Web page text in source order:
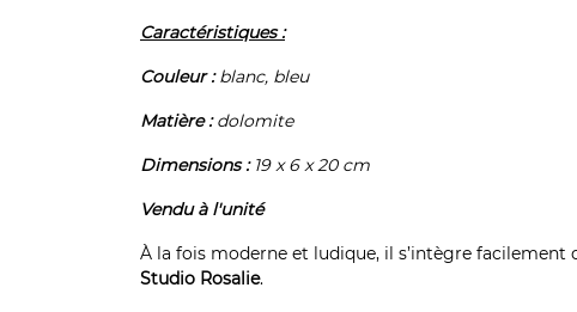
Caractéristiques :
Couleur :blanc, bleu
Matière :dolomite
Dimensions :19 x 6 x 20 cm
Vendu à l'unité
À la fois moderne et ludique, il s’intègre facilement
Studio Rosalie.